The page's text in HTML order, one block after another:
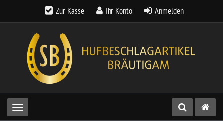
Zur Kasse Ihr Konto Anmelden
Toggle navigation